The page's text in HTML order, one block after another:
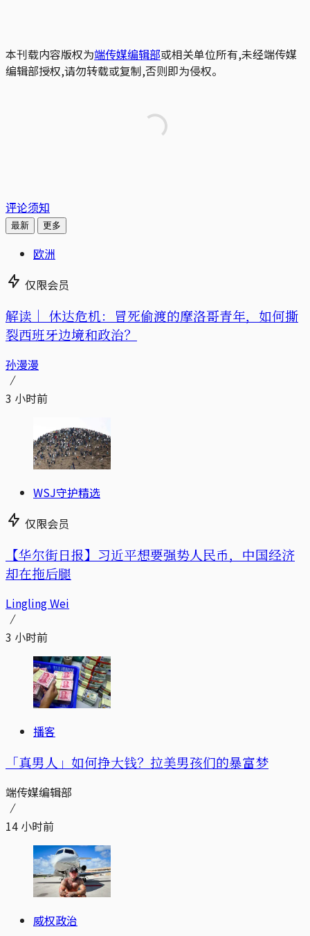
本刊载内容版权为端传媒编辑部或相关单位所有,未经端传媒
编辑部授权,请勿转载或复制,否则即为侵权。
评论须知
最新 更多
欧洲
仅限会员
解读｜ 休达危机：冒死偷渡的摩洛哥青年，如何撕
裂西班牙边境和政治？
孙漫漫
3 小时前
WSJ守护精选
仅限会员
【华尔街日报】习近平想要强势人民币，中国经济
却在拖后腿
Lingling Wei
3 小时前
播客
「真男人」如何挣大钱？拉美男孩们的暴富梦
端传媒编辑部
14 小时前
威权政治